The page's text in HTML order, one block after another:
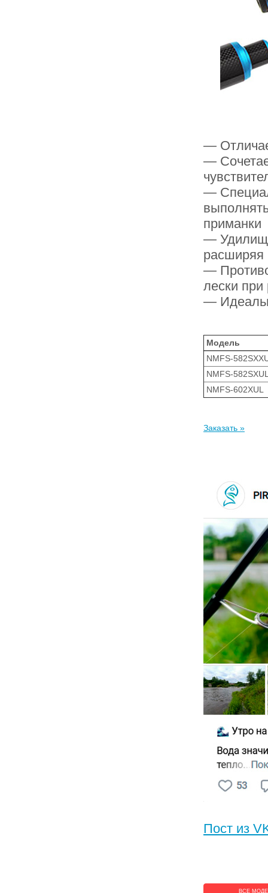
—
—
—
приманки
—
расширяя
—
лески при
—
Модель
NMFS-
NMFS-
NMFS-602XUL
Заказать »
Пост из
ВСЕ